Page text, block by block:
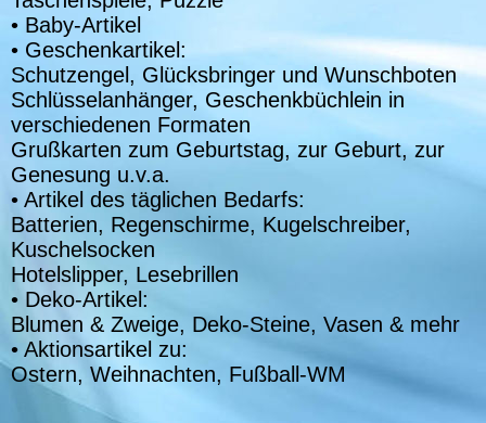
• Baby-Artikel
• Geschenkartikel:
Schutzengel, Glücksbringer und Wunschboten
Schlüsselanhänger, Geschenkbüchlein in
verschiedenen Formaten
Grußkarten zum Geburtstag, zur Geburt, zur
Genesung u.v.a.
• Artikel des täglichen Bedarfs:
Batterien, Regenschirme, Kugelschreiber,
Kuschelsocken
Hotelslipper, Lesebrillen
• Deko-Artikel:
Blumen & Zweige, Deko-Steine, Vasen & mehr
• Aktionsartikel zu:
Ostern, Weihnachten, Fußball-WM